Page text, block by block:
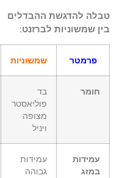
טבלה להדגשת ההבדלים
בין שמשוניות לברזנט:
פרמטר שמשוניות
חומר
בד
פוליאסטר
מצופה
ויניל
עמידות
במזג
עמידות
גבוהה